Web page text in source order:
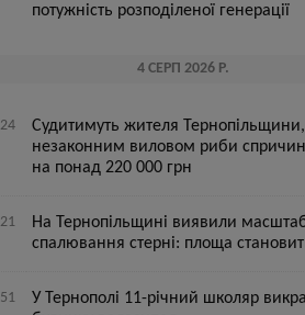
потужність розподіленої генерації
4 СЕРП 2026 Р.
Судитимуть жителя
незаконним виловом риби
на понад 220 000 грн
На Тернопільщині виявили
спалювання стерні: площа
У Тернополі 11-річний школяр